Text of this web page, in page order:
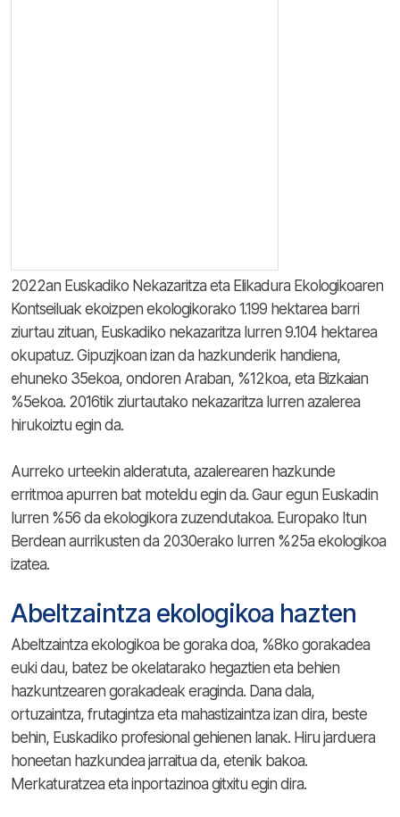
2022an Euskadiko Nekazaritza eta Elikadura Ekologikoaren
Kontseiluak ekoizpen ekologikorako 1.199 hektarea barri
ziurtau zituan, Euskadiko nekazaritza lurren 9.104 hektarea
okupatuz. Gipuzjkoan izan da hazkunderik handiena,
ehuneko 35ekoa, ondoren Araban, %12koa, eta Bizkaian
%5ekoa. 2016tik ziurtautako nekazaritza lurren azalerea
hirukoiztu egin da.
Aurreko urteekin alderatuta, azalerearen hazkunde
erritmoa apurren bat moteldu egin da. Gaur egun Euskadin
lurren %56 da ekologikora zuzendutakoa. Europako Itun
Berdean aurrikusten da 2030erako lurren %25a ekologikoa
izatea.
Abeltzaintza ekologikoa hazten
Abeltzaintza ekologikoa be goraka doa, %8ko gorakadea
euki dau, batez be okelatarako hegaztien eta behien
hazkuntzearen gorakadeak eraginda. Dana dala,
ortuzaintza, frutagintza eta mahastizaintza izan dira, beste
behin, Euskadiko profesional gehienen lanak. Hiru jarduera
honeetan hazkundea jarraitua da, etenik bakoa.
Merkaturatzea eta inportazinoa gitxitu egin dira.